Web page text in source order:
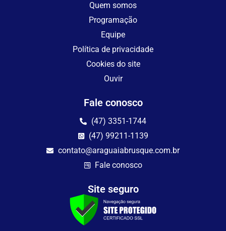
Quem somos
Programação
Equipe
Política de privacidade
Cookies do site
Ouvir
Fale conosco
(47) 3351-1744
(47) 99211-1139
contato@araguaiabrusque.com.br
Fale conosco
Site seguro